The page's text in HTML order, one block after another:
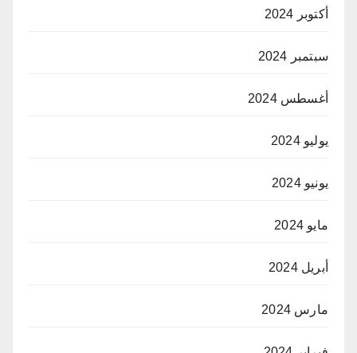
أكتوبر 2024
سبتمبر 2024
أغسطس 2024
يوليو 2024
يونيو 2024
مايو 2024
أبريل 2024
مارس 2024